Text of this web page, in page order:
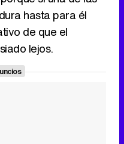
hasta para él
de que el
lejos.